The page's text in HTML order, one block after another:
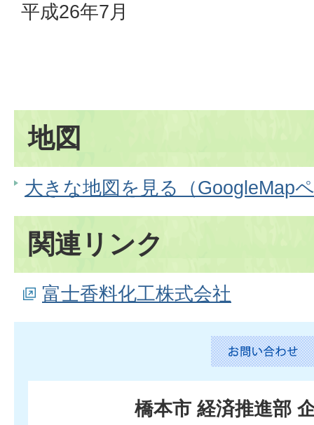
平成26年7月
地図
大きな地図を見る（GoogleMap
関連リンク
富士香料化工株式会社
橋本市 経済推進部